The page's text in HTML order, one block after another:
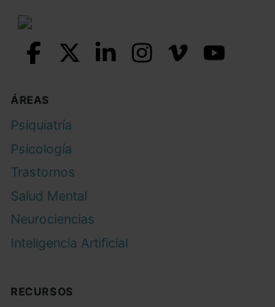
ÁREAS
Psiquiatría
Psicología
Trastornos
Salud Mental
Neurociencias
Inteligencia Artificial
RECURSOS